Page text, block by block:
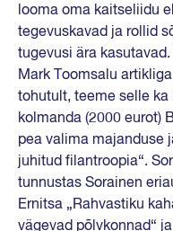
looma oma kaitseliidu
tegevuskavad ja rollid
tugevusi ära
Mark Toomsalu
tohutult, teeme selle ka
kolmanda (2000 eurot)
pea valima majanduse
juhitud filantroopia“.
tunnustas Sorainen
Ernitsa „Rahvastiku
vägevad põlvkonnad“